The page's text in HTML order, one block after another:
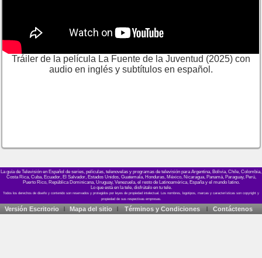
Tráiler de la película La Fuente de la Juventud (2025) con
audio en inglés y subtítulos en español.
La guía de Televisión en Español de series, películas, telenovelas y programas de televisión para Argentina, Bolivia, Chile, Colombia,
Costa Rica, Cuba, Ecuador, El Salvador, Estados Unidos, Guatemala, Honduras, México, Nicaragua, Panamá, Paraguay, Perú,
Puerto Rico, República Dominicana, Uruguay, Venezuela, el resto de Latinoamérica, España y el mundo latino.
Lo que está en la tele, disfrútalo en tu tele.
Versión Escritorio Mapa del sitio Términos y Condiciones Contáctenos